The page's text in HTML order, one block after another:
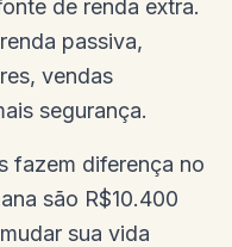
de renda extra.
passiva,
vendas
segurança.
fazem diferença no
são R$10.400
sua vida